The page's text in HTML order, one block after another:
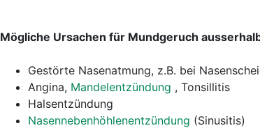
Mögliche Ursachen für Mundgeruch
Gestörte Nasenatmung, z.B. bei
Angina, Mandelentzündung , Tonsillitis
Halsentzündung
Nasennebenhöhlenentzündung (Sinusitis)